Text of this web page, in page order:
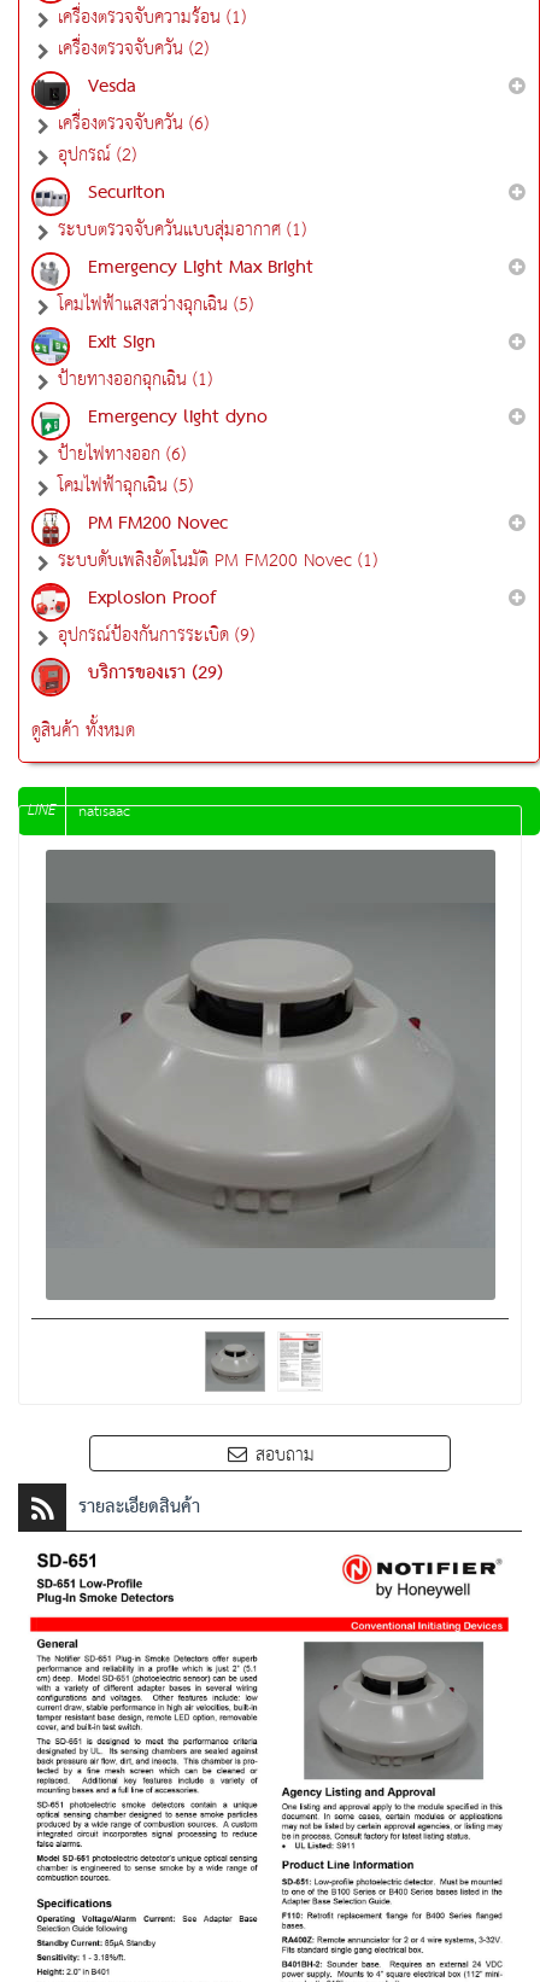
เครื่องตรวจจับความร้อน (1)
เครื่องตรวจจับควัน (2)
Vesda
เครื่องตรวจจับควัน (6)
อุปกรณ์ (2)
Securiton
ระบบตรวจจับควันแบบสุ่มอากาศ (1)
Emergency Light Max Bright
โคมไฟฟ้าแสงสว่างฉุกเฉิน (5)
Exit Sign
ป้ายทางออกฉุกเฉิน (1)
Emergency light dyno
ป้ายไฟทางออก (6)
โคมไฟฟ้าฉุกเฉิน (5)
PM FM200 Novec
ระบบดับเพลิงอัตโนมัติ PM FM200 Novec (1)
Explosion Proof
อุปกรณ์ป้องกันการระเบิด (9)
บริการของเรา (29)
ดูสินค้า ทั้งหมด
LINE natisaac
สอบถาม
รายละเอียดสินค้า